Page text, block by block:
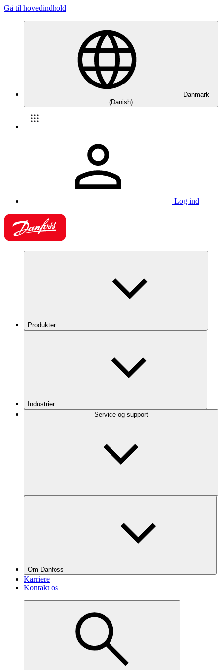
Gå til hovedindhold
Danmark
(Danish)
Log ind
Produkter
Industrier
Service og support
Om Danfoss
Karriere
Kontakt os